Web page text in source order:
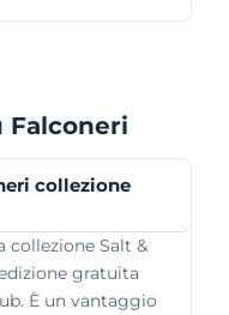
Falconeri
collezione
collezione Salt &
gratuita
È un vantaggio